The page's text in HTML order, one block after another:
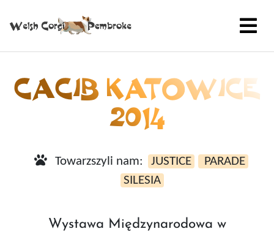
CACIB KATOWICE
2014
Towarzszyli nam: JUSTICE
PARADE
SILESIA
Wystawa Międzynarodowa w